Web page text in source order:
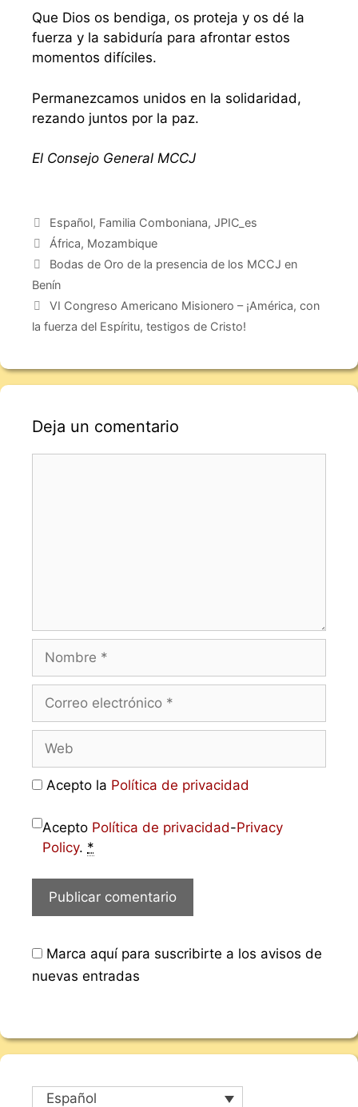
Que Dios os bendiga, os proteja y os dé la
fuerza y la sabiduría para afrontar estos
momentos difíciles.
Permanezcamos unidos en la solidaridad,
rezando juntos por la paz.
El Consejo General MCCJ
Español, Familia Comboniana, JPIC_es
África, Mozambique
Bodas de Oro de la presencia de los MCCJ en
Benín
VI Congreso Americano Misionero – ¡América, con
la fuerza del Espíritu, testigos de Cristo!
Deja un comentario
Acepto la Política de privacidad
Acepto Política de privacidad-Privacy
Policy. *
Marca aquí para suscribirte a los avisos de
nuevas entradas
Español